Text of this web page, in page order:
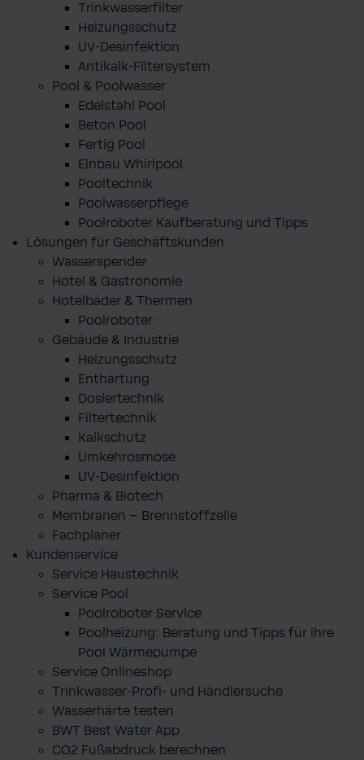
Trinkwasserfilter
Heizungsschutz
UV-Desinfektion
Antikalk-Filtersystem
Pool & Poolwasser
Edelstahl Pool
Beton Pool
Fertig Pool
Einbau Whirlpool
Pooltechnik
Poolwasserpflege
Poolroboter Kaufberatung und Tipps
Lösungen für Geschäftskunden
Wasserspender
Hotel & Gastronomie
Hotelbäder & Thermen
Poolroboter
Gebäude & Industrie
Heizungsschutz
Enthärtung
Dosiertechnik
Filtertechnik
Kalkschutz
Umkehrosmose
UV-Desinfektion
Pharma & Biotech
Membranen – Brennstoffzelle
Fachplaner
Kundenservice
Service Haustechnik
Service Pool
Poolroboter Service
Poolheizung: Beratung und Tipps für ihre
Pool Wärmepumpe
Service Onlineshop
Trinkwasser-Profi- und Händlersuche
Wasserhärte testen
BWT Best Water App
CO2 Fußabdruck berechnen